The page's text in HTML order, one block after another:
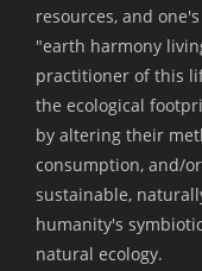
resources, and
"earth harmony
practitioner of this
the ecological
by altering their
consumption, and/
sustainable,
humanity's
natural ecology.